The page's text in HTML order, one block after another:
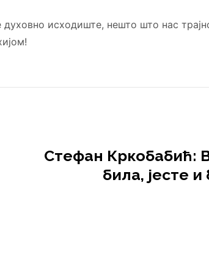
исходиште, нешто што нас
Стефан Кркобабић:
била, јесте